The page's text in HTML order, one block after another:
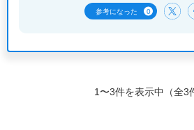
参考になった 0
1〜3件を表示中（全3